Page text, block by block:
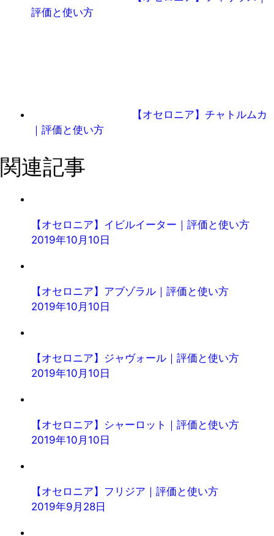
評価と使い方
【オセロニア】チャトルムカ
｜評価と使い方
関連記事
【オセロニア】イビルイーター｜評価と使い方
2019年10月10日
【オセロニア】アブゾラル｜評価と使い方
2019年10月10日
【オセロニア】ジャヴォール｜評価と使い方
2019年10月10日
【オセロニア】シャーロット｜評価と使い方
2019年10月10日
【オセロニア】フリジア｜評価と使い方
2019年9月28日